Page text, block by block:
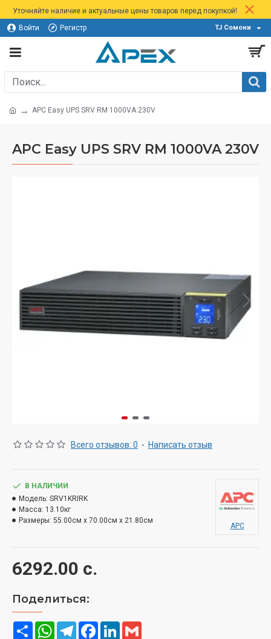
Уточняйте наличие и актуальные цены товаров перед покупкой!
Войти Регистр TJ Сомони
APC Easy UPS SRV RM 1000VA 230V
APC Easy UPS SRV RM 1000VA 230V
Всего отзывов: 0 - Написать отзыв
6292.00 с.
В НАЛИЧИИ
Модель: SRV1KRIRK
Масса: 13.10кг
Размеры: 55.00см x 70.00см x 21.80см
APC
Поделиться:
Share WhatsAppTelegramFacebook
LinkedIn